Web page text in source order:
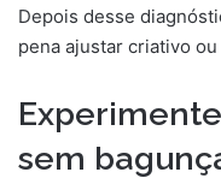
Depois desse
pena ajustar criativo
sem